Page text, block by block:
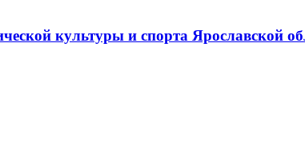
культуры и спорта Ярославской